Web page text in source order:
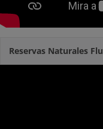
Reservas Naturales